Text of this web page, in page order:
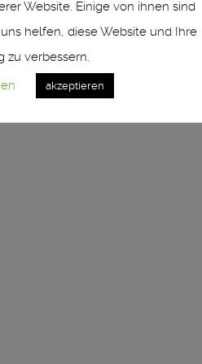
+49 (0) 2131 - 761 966 - 0 °
| imprint
| Privacy Policy
Website. Einige von ihnen sind
helfen, diese Website und Ihre
zu verbessern.
akzeptieren